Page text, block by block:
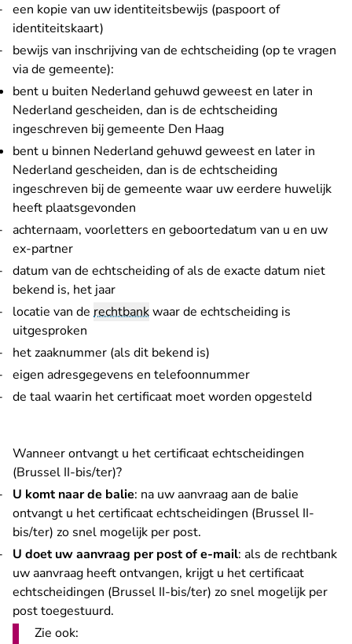
een kopie van uw identiteitsbewijs (paspoort of
identiteitskaart)
bewijs van inschrijving van de echtscheiding (op te vragen
via de gemeente):
bent u buiten Nederland gehuwd geweest en later in
Nederland gescheiden, dan is de echtscheiding
ingeschreven bij gemeente Den Haag
bent u binnen Nederland gehuwd geweest en later in
Nederland gescheiden, dan is de echtscheiding
ingeschreven bij de gemeente waar uw eerdere huwelijk
heeft plaatsgevonden
achternaam, voorletters en geboortedatum van u en uw
ex-partner
datum van de echtscheiding of als de exacte datum niet
bekend is, het jaar
locatie van de rechtbankwaar de echtscheiding is
uitgesproken
het zaaknummer (als dit bekend is)
eigen adresgegevens en telefoonnummer
de taal waarin het certificaat moet worden opgesteld
Wanneer ontvangt u het certificaat echtscheidingen
(Brussel II-bis/ter)?
U komt naar de balie: na uw aanvraag aan de balie
ontvangt u het certificaat echtscheidingen (Brussel II-
bis/ter) zo snel mogelijk per post.
U doet uw aanvraag per post of e-mail: als de rechtbank
uw aanvraag heeft ontvangen, krijgt u het certificaat
echtscheidingen (Brussel II-bis/ter) zo snel mogelijk per
post toegestuurd.
Zie ook: